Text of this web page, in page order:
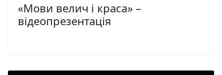
«Мови велич і краса» –
відеопрезентація